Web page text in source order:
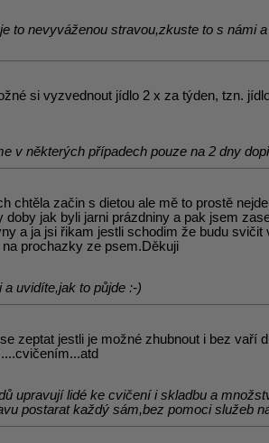
to nevyváženou stravou,zkuste to s námi
si vyzvednout jídlo 2 x za týden, tzn.
v některých případech pouze na 2 dny
chtěla začin s dietou ale mě to prostě
doby jak byli jarni prázdniny a pak jsem
a ja jsi řikam jestli schodim že budu svičit
prochazky ze psem.Děkuji
uvidíte,jak to půjde :-)
zeptat jestli je možné zhubnout i bez vaří
upravují lidé ke cvičení i skladbu a
postarat každý sám,bez pomoci služeb